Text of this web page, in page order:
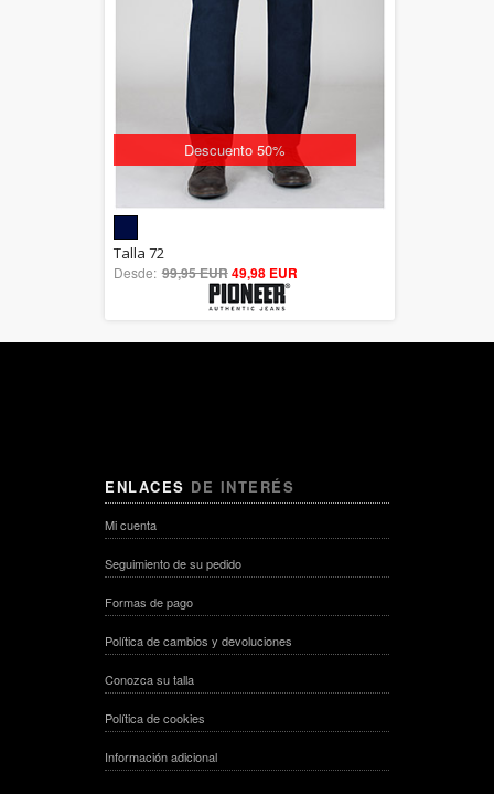
Descuento 50%
out of 5
Talla 72
Desde: 99,95 EUR49,98 EUR
ENLACES DE INTERÉS
Mi cuenta
Seguimiento de su pedido
Formas de pago
Política de cambios y devoluciones
Conozca su talla
Política de cookies
Información adicional